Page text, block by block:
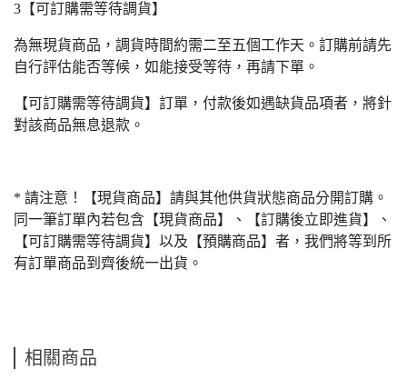
3【可訂購需等待調貨】
為無現貨商品，調貨時間約需二至五個工作天。訂購前請先
自行評估能否等候，如能接受等待，再請下單。
【可訂購需等待調貨】訂單，付款後如遇缺貨品項者，將針
對該商品無息退款。
* 請注意！【現貨商品】請與其他供貨狀態商品分開訂購。
同一筆訂單內若包含【現貨商品】、【訂購後立即進貨】、
【可訂購需等待調貨】以及【預購商品】者，我們將等到所
有訂單商品到齊後統一出貨。
相關商品